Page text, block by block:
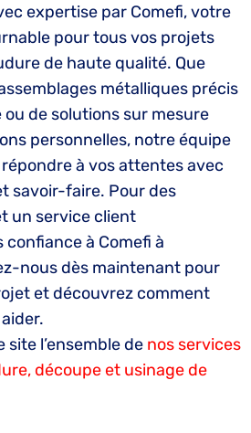
expertise par Comefi, votre
pour tous vos projets
de haute qualité. Que
métalliques précis
de solutions sur mesure
personnelles, notre équipe
à vos attentes avec
savoir-faire. Pour des
un service client
à Comefi à
nous dès maintenant pour
et découvrez comment
l’ensemble de nos services
découpe et usinage de